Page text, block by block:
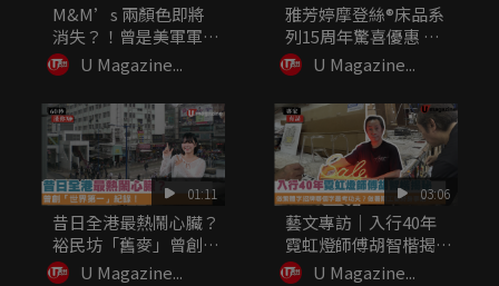
M&M’s 兩顏色即將
消失？！曾是美軍軍
糧？10...U Magazine...
雅芳婷摩登絲®床品系
列15周年驚喜優惠 深
睡+...U Magazine...
01:11
昔日全港最熱鬧心臟？
裕民坊「舊麥」曾創
「世界第一...
U Magazine...
03:06
藝文專訪｜入行40年
霓虹燈師傅胡智楷揭
秘：做繁體...
U Magazine...